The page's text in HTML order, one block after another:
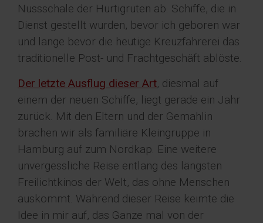
Nussschale der Hurtigruten ab. Schiffe, die in
Dienst gestellt wurden, bevor ich geboren war
und lange bevor die heutige Kreuzfahrerei das
traditionelle Post- und Frachtgeschäft ablöste.
Der letzte Ausflug dieser Art, diesmal auf
einem der neuen Schiffe, liegt gerade ein Jahr
zurück. Mit den Eltern und der Gemahlin
brachen wir als familiäre Kleingruppe in
Hamburg auf zum Nordkap. Eine weitere
unvergessliche Reise entlang des längsten
Freilichtkinos der Welt, das ohne Menschen
auskommt. Während dieser Reise keimte die
Idee in mir auf, das Ganze mal von der